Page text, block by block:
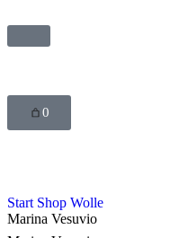
0
Start Shop Wolle
Marina Vesuvio